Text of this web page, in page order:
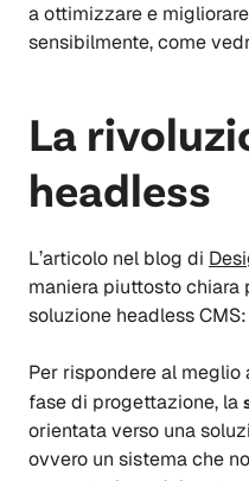
a ottimizzare e
sensibilmente, come
La
headless
L’articolo nel blog di
maniera piuttosto chiara
soluzione headless CMS:
Per rispondere al
fase di progettazione, la
orientata verso una
ovvero un sistema che